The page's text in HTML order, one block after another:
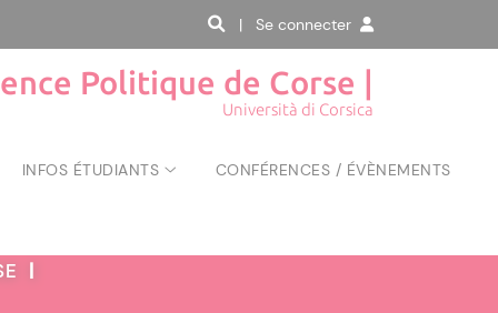
| Se connecter
Politique de Corse |
Università di Corsica
INFOS ÉTUDIANTS CONFÉRENCES / ÉVÈNEMENTS
|